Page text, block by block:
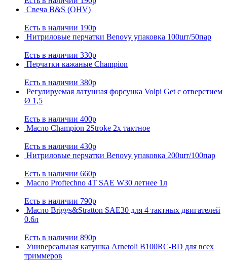
Свеча B&S (OHV)
Есть в наличии 190р
Нитриловые перчатки Benovy упаковка 100шт/50пар
Есть в наличии 330р
Перчатки кажаные Champion
Есть в наличии 380р
Регулируемая латунная форсунка Volpi Get с отверстием
Ø 1,5
Есть в наличии 400р
Масло Champion 2Stroke 2х тактное
Есть в наличии 430р
Нитриловые перчатки Benovy упаковка 200шт/100пар
Есть в наличии 660р
Масло Proftechno 4T SAE W30 летнее 1л
Есть в наличии 790р
Масло Briggs&Stratton SAE30 для 4 тактных двигателей
0.6л
Есть в наличии 890р
Универсальная катушка Arnetoli B100RC-BD для всех
триммеров